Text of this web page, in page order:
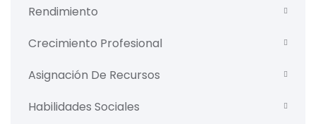
Rendimiento
Crecimiento Profesional
Asignación De Recursos
Habilidades Sociales